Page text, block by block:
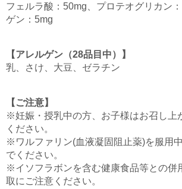
フェルラ酸：50mg、プロテオグリカン
ゲン：5mg
【アレルゲン（28品目中）】
乳、さけ、大豆、ゼラチン
【ご注意】
※妊娠・授乳中の方、お子様はお召し上
ください。
※ワルファリン(血液凝固阻止薬)を服用
でください。
※イソフラボンを含む健康食品等との併
取にご注意ください。